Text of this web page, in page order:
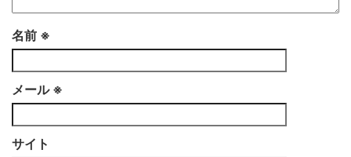
名前 ※
メール ※
サイト